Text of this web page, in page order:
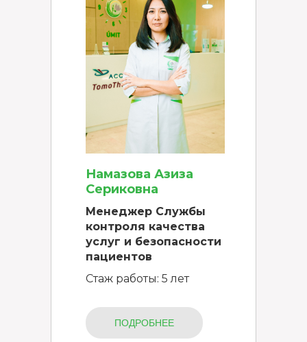
Намазова Азиза
Сериковна
Менеджер Службы
контроля качества
услуг и безопасности
пациентов
Стаж работы: 5 лет
ПОДРОБНЕЕ